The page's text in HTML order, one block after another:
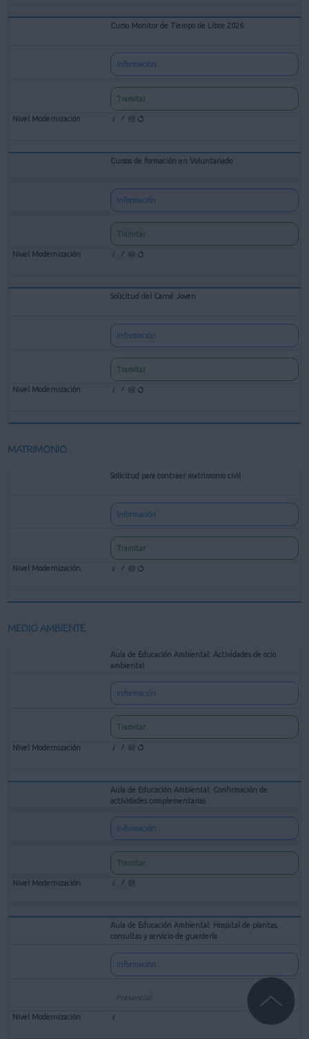
Curso Monitor de Tiempo de Libre 2026
Información
Tramitar
Cursos de formación en Voluntariado
Información
Tramitar
Solicitud del Carné Joven
Información
Tramitar
MATRIMONIO
Solicitud para contraer matrimonio civil
Información
Tramitar
MEDIO AMBIENTE
Aula de Educación Ambiental: Actividades de ocio
ambiental
Información
Tramitar
Aula de Educación Ambiental: Confirmación de
actividades complementarias
Información
Tramitar
Aula de Educación Ambiental: Hospital de plantas,
consultas y servicio de guardería
Información
Presencial